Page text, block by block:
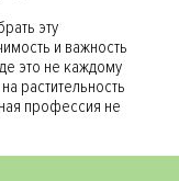
эту
и важность
это не каждому
растительность
профессия не